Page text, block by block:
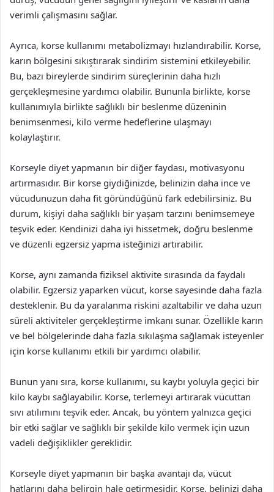
verimli çalışmasını sağlar.
Ayrıca, korse kullanımı metabolizmayı hızlandırabilir. Korse,
karın bölgesini sıkıştırarak sindirim sistemini etkileyebilir.
Bu, bazı bireylerde sindirim süreçlerinin daha hızlı
gerçekleşmesine yardımcı olabilir. Bununla birlikte, korse
kullanımıyla birlikte sağlıklı bir beslenme düzeninin
benimsenmesi, kilo verme hedeflerine ulaşmayı
kolaylaştırır.
Korseyle diyet yapmanın bir diğer faydası, motivasyonu
artırmasıdır. Bir korse giydiğinizde, belinizin daha ince ve
vücudunuzun daha fit göründüğünü fark edebilirsiniz. Bu
durum, kişiyi daha sağlıklı bir yaşam tarzını benimsemeye
teşvik eder. Kendinizi daha iyi hissetmek, doğru beslenme
ve düzenli egzersiz yapma isteğinizi artırabilir.
Korse, aynı zamanda fiziksel aktivite sırasında da faydalı
olabilir. Egzersiz yaparken vücut, korse sayesinde daha fazla
desteklenir. Bu da yaralanma riskini azaltabilir ve daha uzun
süreli aktiviteler gerçekleştirme imkanı sunar. Özellikle karın
ve bel bölgelerinde daha fazla sıkılaşma sağlamak isteyenler
için korse kullanımı etkili bir yardımcı olabilir.
Bunun yanı sıra, korse kullanımı, su kaybı yoluyla geçici bir
kilo kaybı sağlayabilir. Korse, terlemeyi artırarak vücuttan
sıvı atılımını teşvik eder. Ancak, bu yöntem yalnızca geçici
bir etki sağlar ve sağlıklı bir şekilde kilo vermek için uzun
vadeli değişiklikler gereklidir.
Korseyle diyet yapmanın bir başka avantajı da, vücut
hatlarını daha belirgin hale getirmesidir. Korse, belinizi daha